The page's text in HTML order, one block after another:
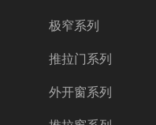
极窄系列
推拉门系列
外开窗系列